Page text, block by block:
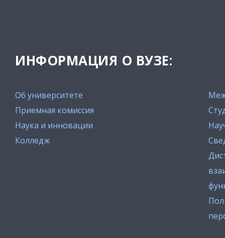
ИНФОРМАЦИЯ О ВУЗЕ:
Об университете
Приемная комиссия
Наука и инновации
Колледж